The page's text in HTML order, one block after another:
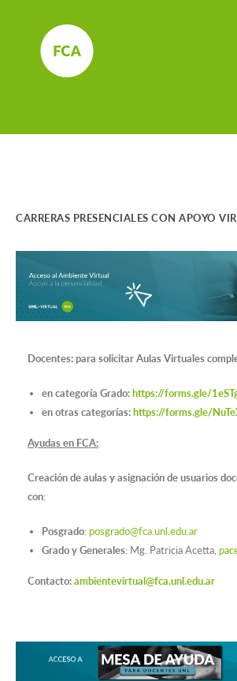
CARRERAS PRESENCIALES CON APOYO
Docentes: para solicitar Aulas Virtuales
en categoría Grado:https://forms.gle/
en otras categorías:https://forms.gle/
Ayudas en FCA:
Creación de aulas y asignación de usuarios
con:
Posgrado: posgrado@fca.unl.edu.ar
Grado y Generales: Mg. Patricia Acetta,
Contacto:ambientevirtual@fca.unl.edu.ar